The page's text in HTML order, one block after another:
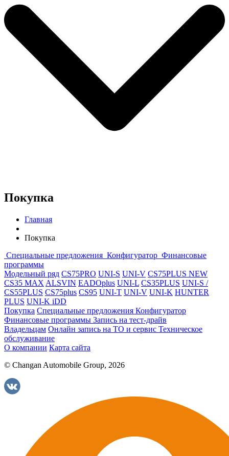
Покупка
Главная
Покупка
Специальные предложения Конфигуратор Финансовые
программы
Модельный ряд CS75PRO UNI-S UNI-V CS75PLUS NEW
CS35 MAX ALSVIN EADOplus UNI-L CS35PLUS UNI-S /
CS55PLUS CS75plus CS95 UNI-T UNI-V UNI-K HUNTER
PLUS UNI-K iDD
Покупка Специальные предложения Конфигуратор
Финансовые программы Запись на тест-драйв
Владельцам Онлайн запись на ТО и сервис Техническое
обслуживание
О компании Карта сайта
© Changan Automobile Group, 2026